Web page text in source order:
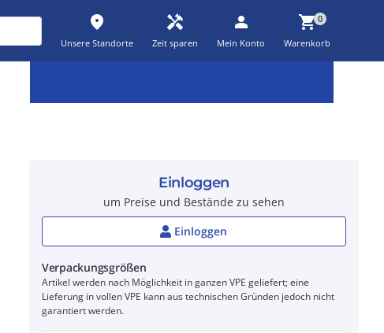
place
Unsere Standorte
handyman
Zeit sparen
person
Mein Konto
shopping_cart0
Warenkorb
Einloggen
um Preise und Bestände zu sehen
Einloggen
Verpackungsgrößen
Artikel werden nach Möglichkeit in ganzen VPE geliefert; eine
Lieferung in vollen VPE kann aus technischen Gründen jedoch nicht
garantiert werden.